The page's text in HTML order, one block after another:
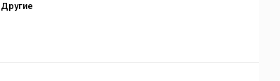
Другие